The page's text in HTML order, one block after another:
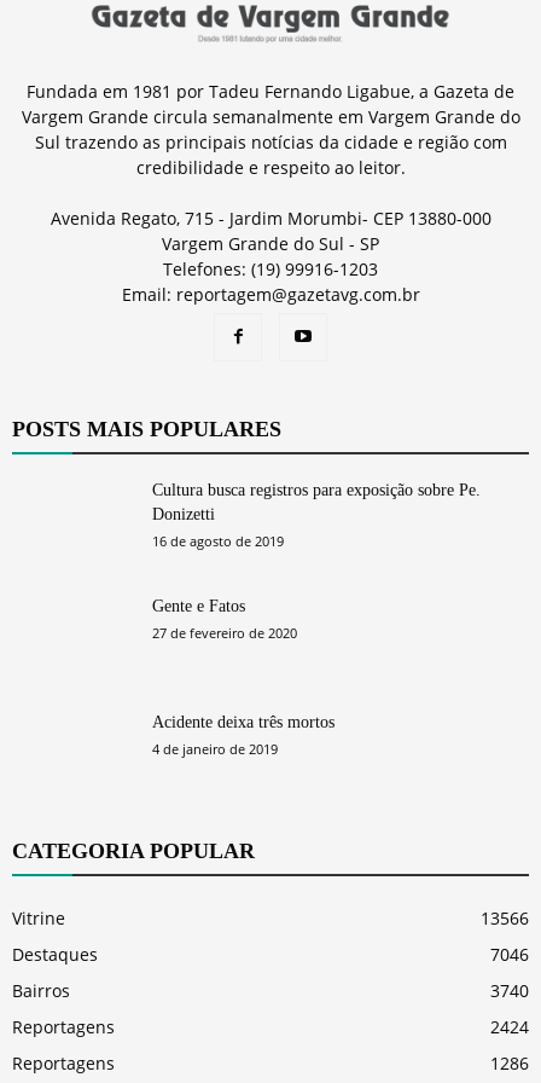
Fundada em 1981 por Tadeu Fernando Ligabue, a Gazeta de
Vargem Grande circula semanalmente em Vargem Grande do
Sul trazendo as principais notícias da cidade e região com
credibilidade e respeito ao leitor.
Avenida Regato, 715 - Jardim Morumbi- CEP 13880-000
Vargem Grande do Sul - SP
Telefones: (19) 99916-1203
Email: reportagem@gazetavg.com.br
POSTS MAIS POPULARES
Cultura busca registros para exposição sobre Pe.
Donizetti
16 de agosto de 2019
Gente e Fatos
27 de fevereiro de 2020
Acidente deixa três mortos
4 de janeiro de 2019
CATEGORIA POPULAR
Vitrine
13566
Destaques
7046
Bairros
3740
Reportagens
2424
Reportagens
1286